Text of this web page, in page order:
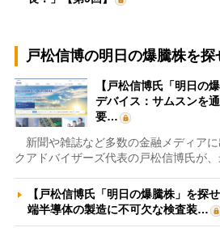
戸松信博の明日の爆騰株を探
【戸松信博氏「明日の
デバイス：サムスンを
要…
新聞や雑誌など多数の金融メディア
クアドバイザーズ代表の戸松信博氏が
【戸松信博氏「明日の爆騰株」を探
端半導体の製造に不可欠な検査装…